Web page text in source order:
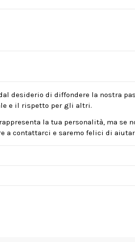
desiderio di diffondere la nostra
e il rispetto per gli altri.
la tua personalità, ma se
a contattarci e saremo felici di